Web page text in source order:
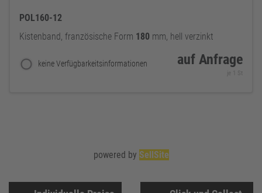
POL160-12
Kistenband, französische Form 180 mm, hell verzinkt
keine Verfügbarkeitsinformationen auf Anfrage
je 1 St
powered by SellSite